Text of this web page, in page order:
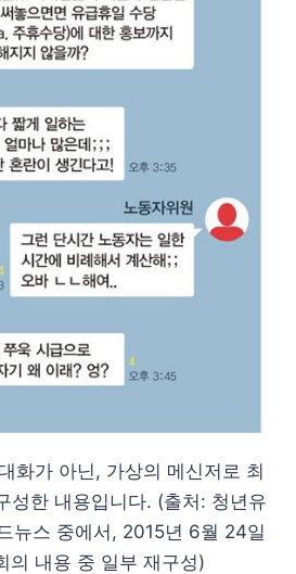
화가 아닌, 가상의 메신저로 최
성한 내용입니다. (출처: 청년유
뉴스 중에서, 2015년 6월 24일
의 내용 중 일부 재구성)